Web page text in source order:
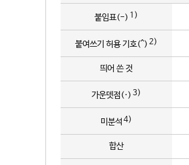
붙임표(-) 1)
붙여쓰기 허용 기호(^) 2)
띄어 쓴 것
가운뎃점(·) 3)
미분석 4)
합산